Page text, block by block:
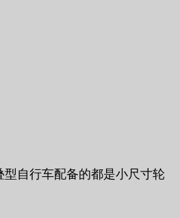
自行车配备的都是小尺寸轮